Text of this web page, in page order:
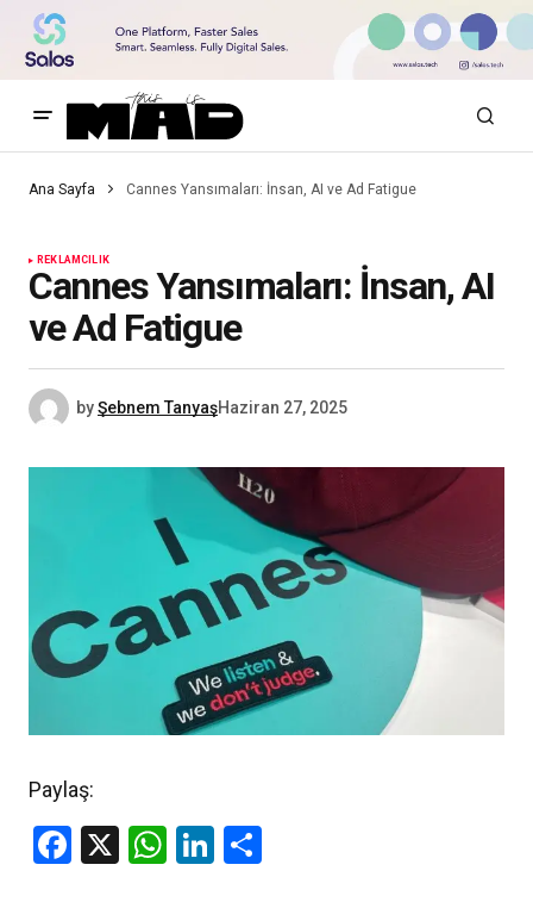
Ana Sayfa Cannes Yansımaları: İnsan, AI ve Ad Fatigue
REKLAMCILIK
Cannes Yansımaları: İnsan, AI
ve Ad Fatigue
byŞebnem TanyaşHaziran 27, 2025
Paylaş:
Facebook
X WhatsApp
LinkedIn